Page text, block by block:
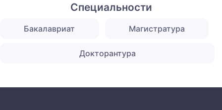
Специальности
Бакалавриат Магистратура
Докторантура